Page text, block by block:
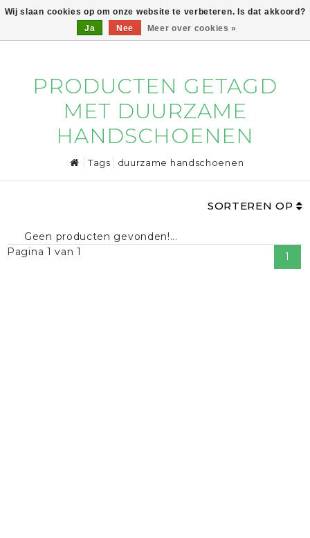
0
PRODUCTEN GETAGD
MET DUURZAME
HANDSCHOENEN
Tags duurzame handschoenen
SORTEREN OP
Geen producten gevonden!...
Pagina 1 van 1
1
Wij slaan cookies op om onze website te verbeteren. Is dat akkoord?
Ja
Nee Meer over cookies »